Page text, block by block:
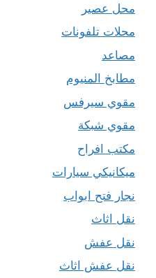
محل عصير
محلات تلفونات
مصاعد
مطابخ المنيوم
مقوي سيرفس
مقوي شبكة
مكتب افراح
ميكانيكي سيارات
نجار فتح ابواب
نقل اثاث
نقل عفش
نقل عفش اثاث